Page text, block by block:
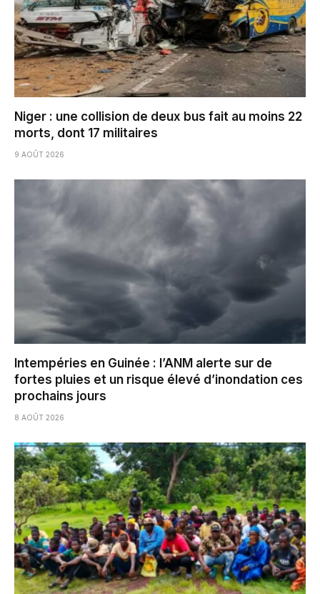
Niger : une collision de deux bus fait au moins 22
morts, dont 17 militaires
9 AOÛT 2026
Intempéries en Guinée : l’ANM alerte sur de
fortes pluies et un risque élevé d’inondation ces
prochains jours
8 AOÛT 2026